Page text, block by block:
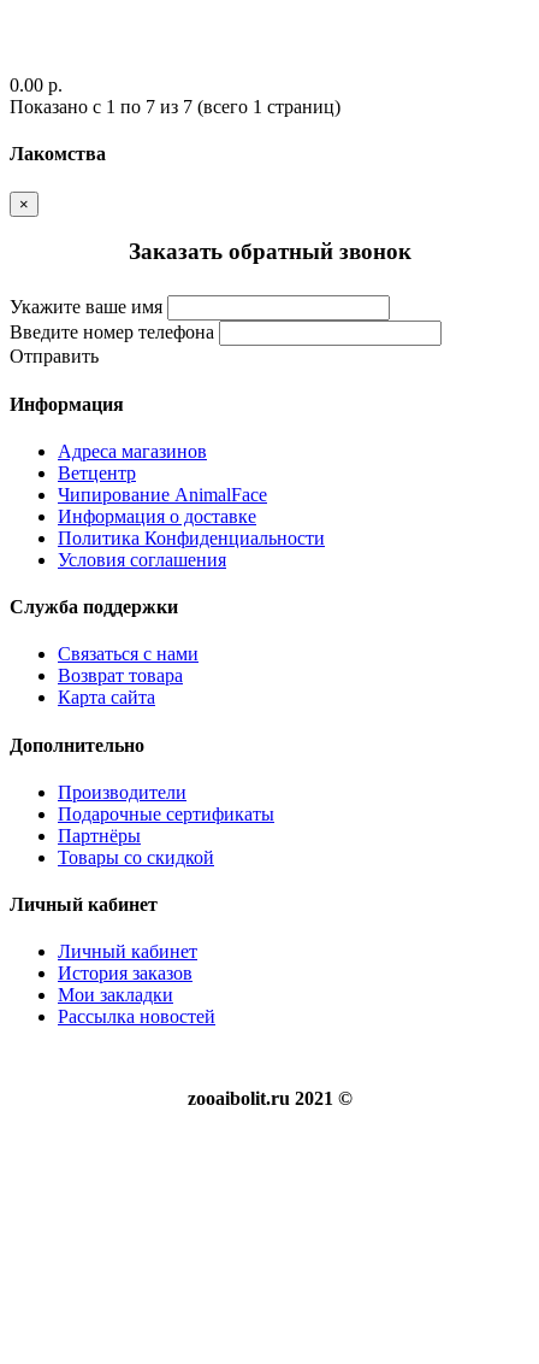
0.00 р.
Показано с 1 по 7 из 7 (всего 1 страниц)
Лакомства
×
Заказать обратный звонок
Укажите ваше имя
Введите номер телефона
Отправить
Информация
Адреса магазинов
Ветцентр
Чипирование AnimalFace
Информация о доставке
Политика Конфиденциальности
Условия соглашения
Служба поддержки
Связаться с нами
Возврат товара
Карта сайта
Дополнительно
Производители
Подарочные сертификаты
Партнёры
Товары со скидкой
Личный кабинет
Личный кабинет
История заказов
Мои закладки
Рассылка новостей
zooaibolit.ru 2021 ©